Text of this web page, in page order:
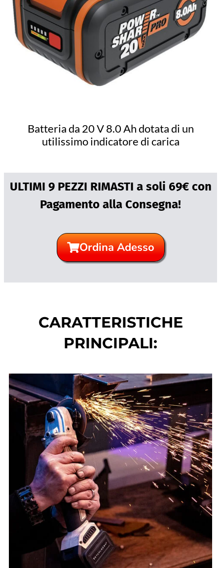
Batteria da 20 V 8.0 Ah dotata di un
utilissimo indicatore di carica
ULTIMI 9 PEZZI RIMASTI a soli 69€ con
Pagamento alla Consegna!
Ordina Adesso
CARATTERISTICHE
PRINCIPALI: